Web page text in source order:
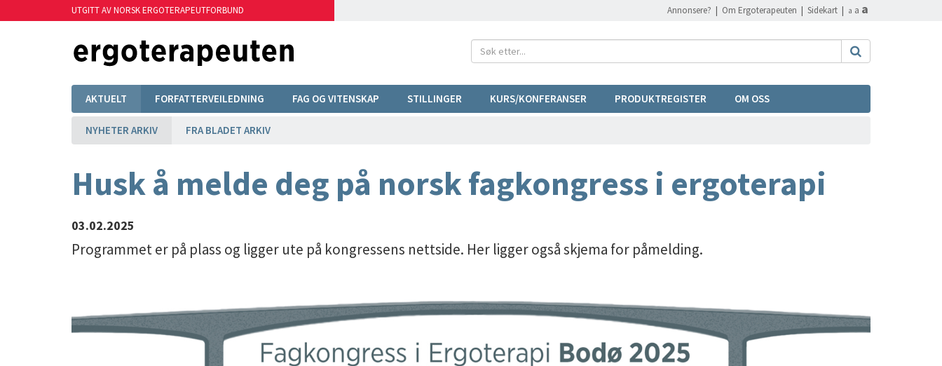
UTGITT AV NORSK ERGOTERAPEUTFORBUND Annonsere? | Om Ergoterapeuten | Sidekart | a a a
AKTUELT FORFATTERVEILEDNING FAG OG VITENSKAP STILLINGER KURS/KONFERANSER PRODUKTREGISTER OM OSS
NYHETER ARKIV FRA BLADET ARKIV
Husk å melde deg på norsk fagkongress i ergoterapi
03.02.2025
Programmet er på plass og ligger ute på kongressens nettside. Her ligger også skjema for påmelding.